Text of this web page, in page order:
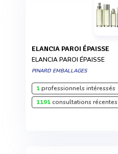
ELANCIA PAROI ÉPAISSE
ELANCIA PAROI ÉPAISSE
PINARD EMBALLAGES
1professionnels intéressés
1191consultations récentes